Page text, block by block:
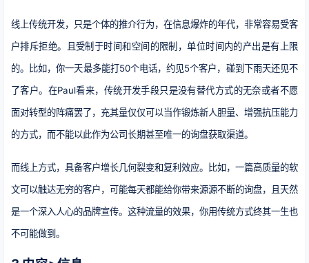
线上传统开发，只是个体的推介行为，在信息爆炸的年代，非常容易受客
户排斥拒绝。且受制于时间和空间的限制，单位时间内的产出是有上限
的。比如，你一天最多能打50个电话，约见5个客户，碰到下雨天还见不
了客户。在Paul看来，传统开发手段只是没有替代方式的无奈或者不愿
面对转型的阵痛罢了，充其量仅仅可以当作锻炼新人胆量、增强抗压能力
的方式，而不能以此作为公司长期甚至唯一的询盘获取渠道。
而线上方式，具备客户增长几何裂变和复利效应。比如，一篇高质量的软
文可以触达无穷的客户，可能每天都能给你带来源源不断的询盘，且天然
是一个深入人心的品牌宣传。这种流量的效果，你用传统方式终其一生也
不可能做到。